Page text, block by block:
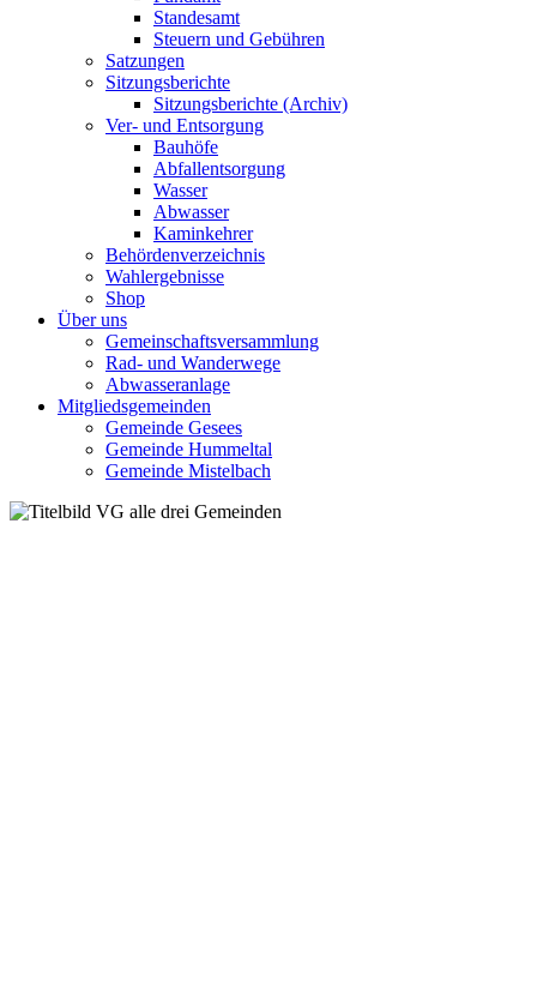
Standesamt
Steuern und Gebühren
Satzungen
Sitzungsberichte
Sitzungsberichte (Archiv)
Ver- und Entsorgung
Bauhöfe
Abfallentsorgung
Wasser
Abwasser
Kaminkehrer
Behördenverzeichnis
Wahlergebnisse
Shop
Über uns
Gemeinschaftsversammlung
Rad- und Wanderwege
Abwasseranlage
Mitgliedsgemeinden
Gemeinde Gesees
Gemeinde Hummeltal
Gemeinde Mistelbach